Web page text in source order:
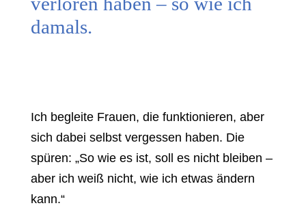
damals.
Ich begleite Frauen, die funktionieren, aber
sich dabei selbst vergessen haben. Die
spüren: „So wie es ist, soll es nicht bleiben –
aber ich weiß nicht, wie ich etwas ändern
kann.“